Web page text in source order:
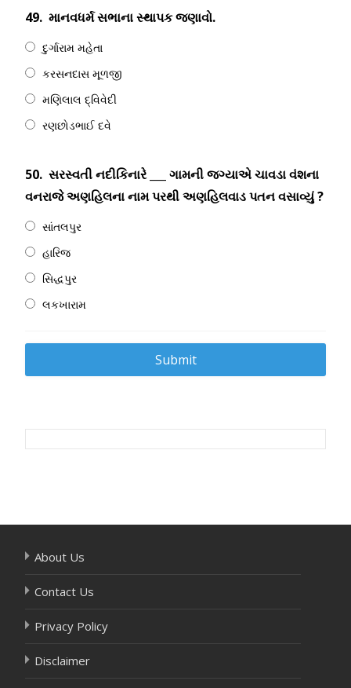
49. માનવધર્મ સભાના સ્થાપક જણાવો.
દુર્ગારામ મહેતા
કરસનદાસ મૂળજી
મણિલાલ દ્વિવેદી
રણછોડભાઈ દવે
50. સરસ્વતી નદીકિનારે ___ ગામની જગ્યાએ ચાવડા વંશના
વનરાજે અણહિલના નામ પરથી અણહિલવાડ પતન વસાવ્યું ?
સાંતલપુર
હારિજ
સિદ્ધપુર
લકખારામ
Post
About Us
Contact Us
Privacy Policy
Disclaimer